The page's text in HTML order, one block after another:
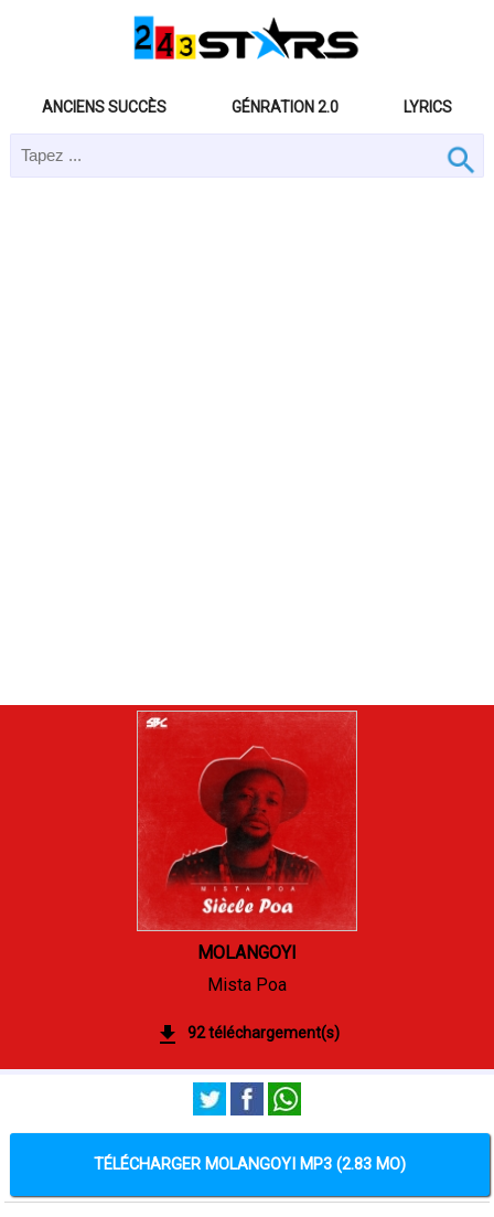
ANCIENS SUCCÈS GÉNRATION 2.0 LYRICS
MOLANGOYI
Mista Poa
92 téléchargement(s)
TÉLÉCHARGER MOLANGOYI MP3 (2.83 MO)